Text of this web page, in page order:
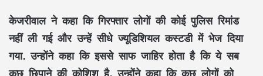
केजरीवाल ने कहा कि गिरफ्तार लोगों की कोई पुलिस रिमांड
नहीं ली गई और उन्हें सीधे ज्यूडिशियल कस्टडी में भेज दिया
गया. उन्होंने कहा कि इससे साफ जाहिर होता है कि ये सब